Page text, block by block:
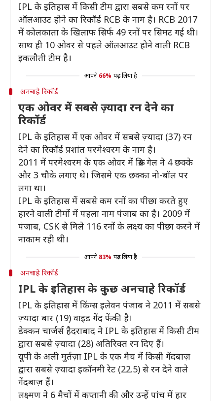
IPL के इतिहास में किसी टीम द्वारा सबसे कम रनों पर
ऑलआउट होने का रिकॉर्ड RCB के नाम है। RCB 2017
में कोलकाता के खिलाफ सिर्फ 49 रनों पर सिमट गई थी।
साथ ही 10 ओवर से पहले ऑलआउट होने वाली RCB
इकलौती टीम है।
आपने 66% पढ़ लिया है
अनचाहे रिकॉर्ड
एक ओवर में सबसे ज़्यादा रन देने का
रिकॉर्ड
IPL के इतिहास में एक ओवर में सबसे ज़्यादा (37) रन
देने का रिकॉर्ड प्रशांत परमेश्वरम के नाम है।
2011 में परमेश्वरम के एक ओवर में क्रिस गेल ने 4 छक्के
और 3 चौके लगाए थे। जिसमे एक छक्का नो-बॉल पर
लगा था।
IPL के इतिहास में सबसे कम रनों का पीछा करते हुए
हारने वाली टीमों में पहला नाम पंजाब का है। 2009 में
पंजाब, CSK से मिले 116 रनों के लक्ष्य का पीछा करने में
नाकाम रही थी।
आपने 83% पढ़ लिया है
अनचाहे रिकॉर्ड
IPL के इतिहास के कुछ अनचाहे रिकॉर्ड
IPL के इतिहास में किंग्स इलेवन पंजाब ने 2011 में सबसे
ज़्यादा बार (19) वाइड गेंद फेंकी है।
डेक्कन चार्जर्स हैदराबाद ने IPL के इतिहास में किसी टीम
द्वारा सबसे ज़्यादा (28) अतिरिक्त रन दिए हैं।
यूपी के अली मुर्तज़ा IPL के एक मैच में किसी गेंदबाज़
द्वारा सबसे ज़्यादा इकॉनमी रेट (22.5) से रन देने वाले
गेंदबाज़ हैं।
लक्ष्मण ने 6 मैचों में कप्तानी की और उन्हें पांच में हार